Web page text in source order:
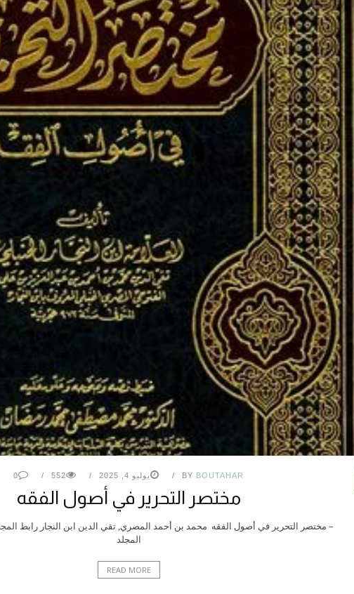
BY BOUTAHAR يوليو 4, 2025 552
0
مختصر التحرير في أصول الفقه
– مختصر التحرير في أصول الفقه محمد بن أحمد المصري, تقي الدين ابن النجار رابط
المجلد
READ MORE